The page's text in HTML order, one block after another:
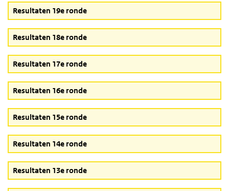
Resultaten 19e ronde
Resultaten 18e ronde
Resultaten 17e ronde
Resultaten 16e ronde
Resultaten 15e ronde
Resultaten 14e ronde
Resultaten 13e ronde